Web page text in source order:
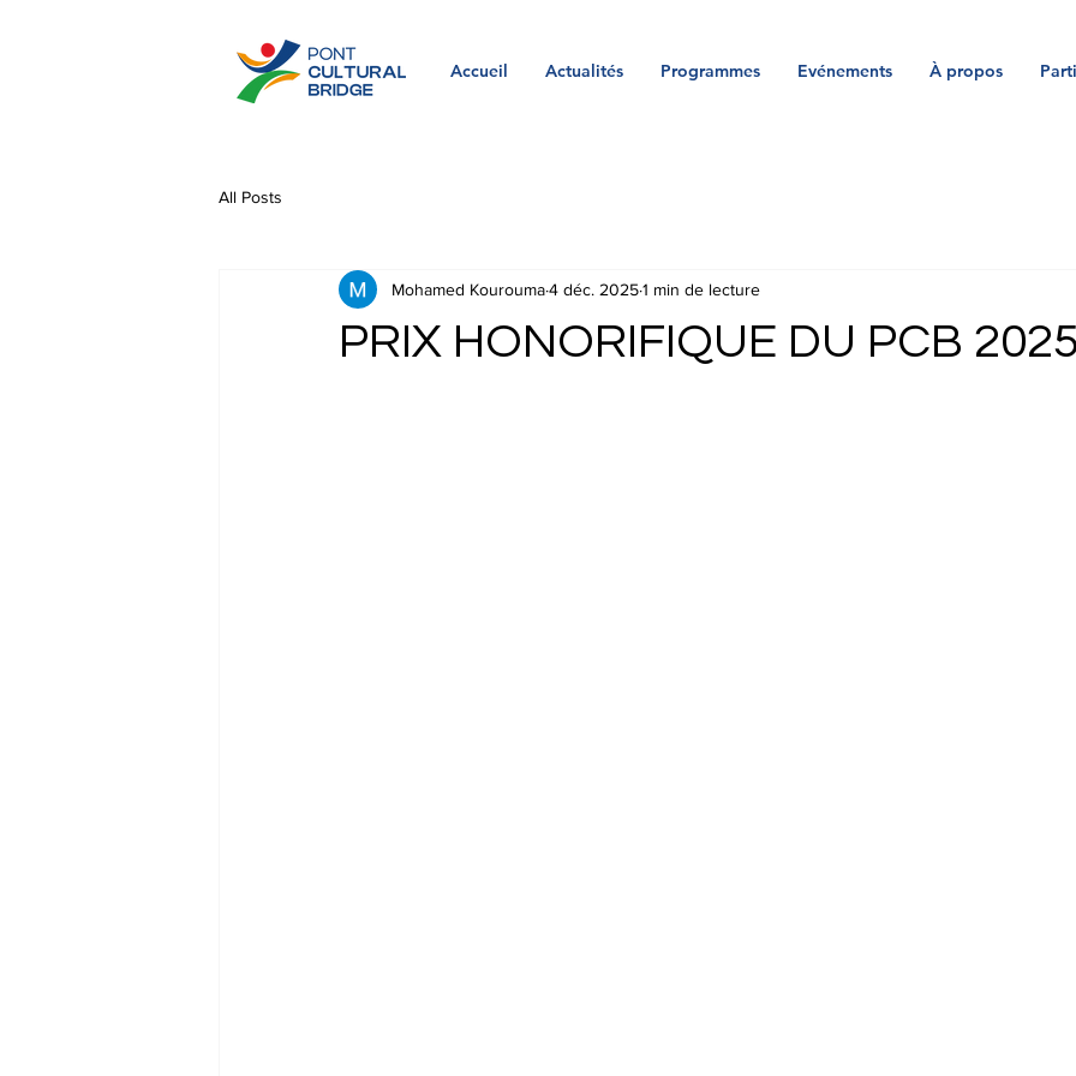
Accueil Actualités Programmes Evénements À propos
All Posts
PRIX HONORIFIQUE DU PCB 2025
Mohamed Kourouma4 déc. 20251 min de lecture